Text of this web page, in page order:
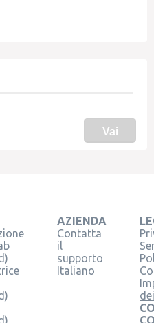
Vai
AZIENDA
Contatta
il
supporto
Italiano